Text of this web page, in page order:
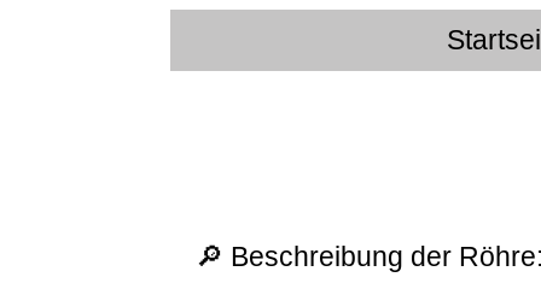
🔎 Beschreibung der